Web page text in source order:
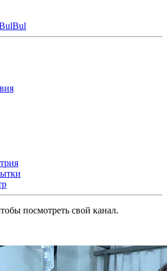
посмотреть свой канал.